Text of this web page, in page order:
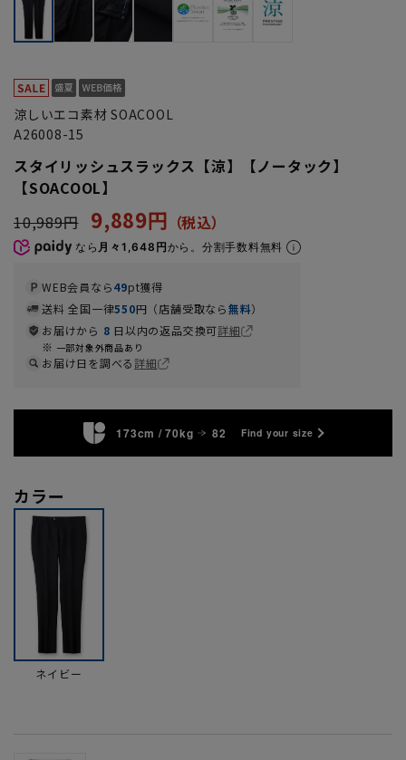
涼しいエコ素材 SOACOOL
A26008-15
スタイリッシュスラックス【涼】【ノータック】
【SOACOOL】
10,989円
9,889円
なら 月々1,648円から。分割手数料無料
WEB会員なら49pt獲得
送料 全国一律550円（店舗受取なら無料）
お届けから 8 日以内の返品交換可詳細
一部対象外商品あり
お届け日を調べる詳細
173cm / 70kg 82 Find your size
カラー
ネイビー